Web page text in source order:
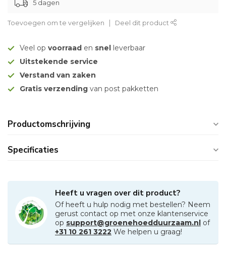
5 dagen
Toevoegen om te vergelijken Deel dit product
Veel op voorraad en snel leverbaar
Uitstekende service
Verstand van zaken
Gratis verzending van post pakketten
Productomschrijving
Specificaties
Heeft u vragen over dit product?
Of heeft u hulp nodig met bestellen? Neem
gerust contact op met onze klantenservice
op support@groenehoedduurzaam.nl of
+31 10 261 3222 We helpen u graag!